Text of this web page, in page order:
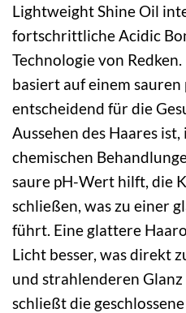
Lightweight Shine Oil
fortschrittliche Acidic
Technologie von
basiert auf einem
entscheidend für die
Aussehen des Haares
chemischen
saure pH-Wert hilft, die
schließen, was zu einer
führt. Eine glattere
Licht besser, was direkt
und strahlenderen
schließt die